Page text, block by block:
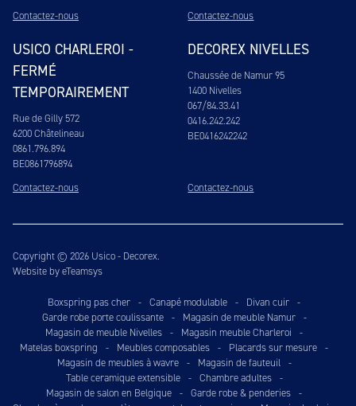
Contactez-nous
Contactez-nous
USICO CHARLEROI -
FERMÉ
TEMPORAIREMENT
Rue de Gilly 572
6200 Châtelineau
0861.796.894
BE0861796894
Contactez-nous
DECOREX NIVELLES
Chaussée de Namur 95
1400 Nivelles
067/84.33.41
0416.242.242
BE0416242242
Contactez-nous
Copyright © 2026 Usico - Decorex.
Website by eTeamsys
Boxspring pas cher - Canapé modulable - Divan cuir -
Garde robe porte coulissante
- Magasin de meuble Namur
-
Magasin de meuble Nivelles - Magasin meuble Charleroi
-
Matelas boxspring
- Meubles composables - Placards sur mesure -
Magasin de meubles à wavre
- Magasin de fauteuil
-
Table ceramique extensible
- Chambre adultes
-
Magasin de salon en Belgique - Garde robe & penderies -